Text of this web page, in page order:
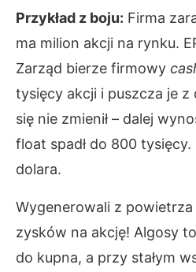
Przykład z boju: Firma
ma milion akcji na rynku.
Zarząd bierze firmowy
tysięcy akcji i puszcza je
się nie zmienił – dalej
float spadł do 800 tysięcy.
dolara.
Wygenerowali z
zysków na akcję! Algosy
do kupna, a przy stałym